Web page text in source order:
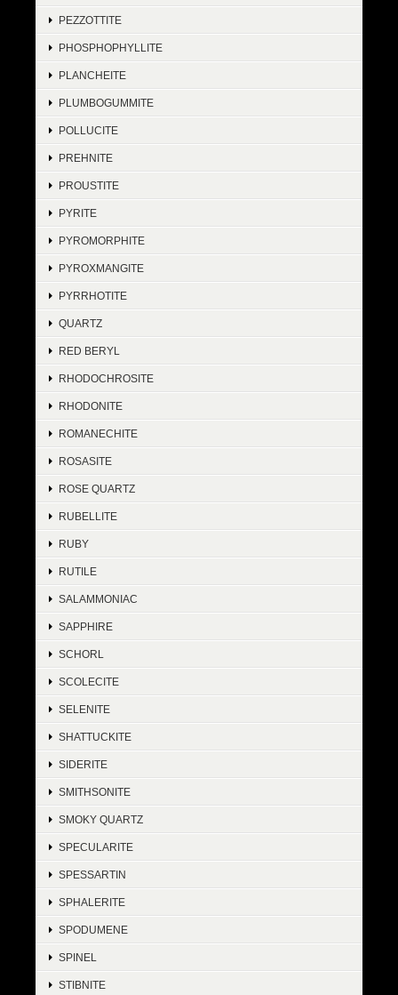
PEZZOTTITE
PHOSPHOPHYLLITE
PLANCHEITE
PLUMBOGUMMITE
POLLUCITE
PREHNITE
PROUSTITE
PYRITE
PYROMORPHITE
PYROXMANGITE
PYRRHOTITE
QUARTZ
RED BERYL
RHODOCHROSITE
RHODONITE
ROMANECHITE
ROSASITE
ROSE QUARTZ
RUBELLITE
RUBY
RUTILE
SALAMMONIAC
SAPPHIRE
SCHORL
SCOLECITE
SELENITE
SHATTUCKITE
SIDERITE
SMITHSONITE
SMOKY QUARTZ
SPECULARITE
SPESSARTIN
SPHALERITE
SPODUMENE
SPINEL
STIBNITE